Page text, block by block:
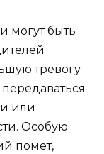
могут быть
тревогу
или
Особую
помет,